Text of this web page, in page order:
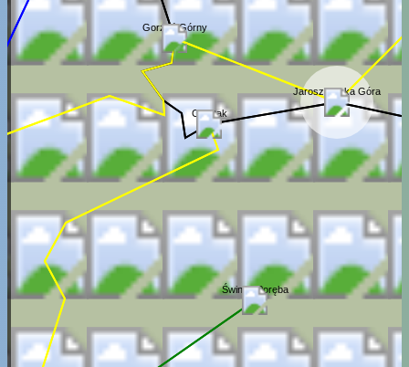
Czartak
Gorzeń Górny
Jaroszowicka Góra
Świnna Poręba